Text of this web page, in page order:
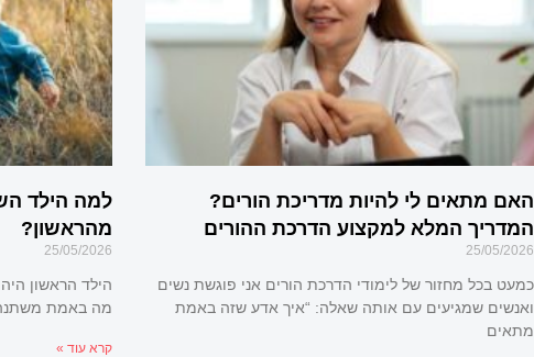
האם מתאים לי להיות מדריכת הורים?
המדריך המלא למקצוע הדרכת ההורים
25/05/2026
כמעט בכל מחזור של לימודי הדרכת הורים אני פוגשת נשים
ואנשים שמגיעים עם אותה שאלה: “איך אדע שזה באמת
מתאים
למה הילד
מהראשון?
25/05/2026
הילד הראשון
מה באמת
קרא עוד »